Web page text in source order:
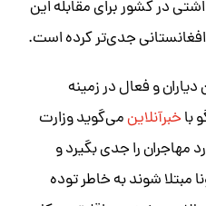
در کشور برای مقابله این
جدی‌تر کرده است.
و فعال در زمینه
باخبرآنلاینمی‌گوید وزارت
مهاجران را جدی بگیرد و
مبتلا شوند به خاطر توده